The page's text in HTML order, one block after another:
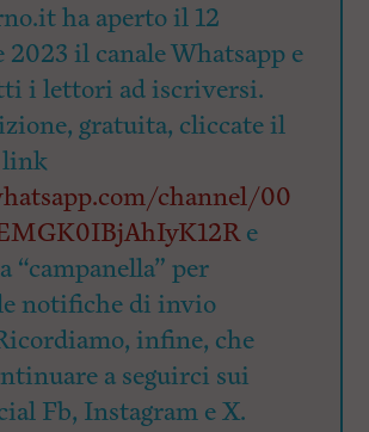
ha aperto il 12
2023 il canale Whatsapp e
i lettori ad iscriversi.
gratuita, cliccate il
link
channel/00
e
“campanella” per
notifiche di invio
infine, che
a seguirci sui
Fb, Instagram e X.